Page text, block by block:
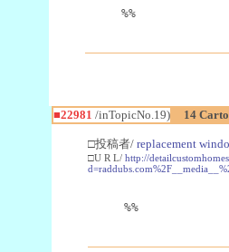
%%
■22981 /inTopicNo.19) 14
□投稿者/ replacement
□U R L/ http://
%%